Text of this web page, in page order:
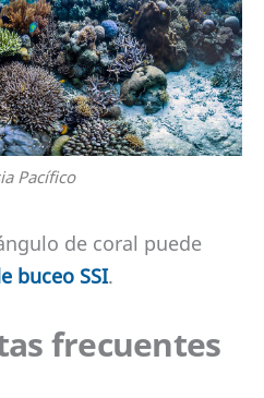
Pacífico
de coral puede
buceo SSI.
frecuentes